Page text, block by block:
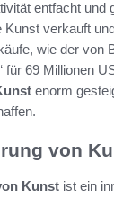
entfacht und
Kunst verkauft
wie der von
für 69 Millionen
enorm
von
Kunst ist ein